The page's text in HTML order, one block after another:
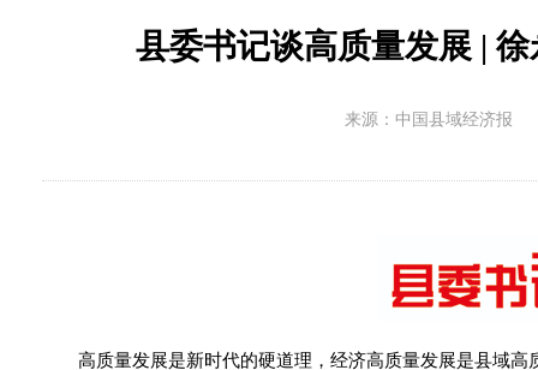
县委书记谈高质量发展 |
来源：中国县域经济报
高质量发展是新时代的硬道理，经济高质量发展是县域